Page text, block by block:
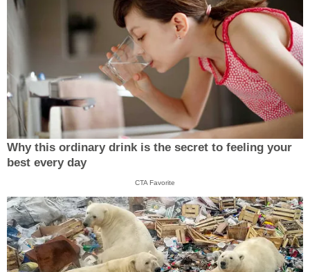
Why this ordinary drink is the secret to feeling your
best every day
CTA Favorite